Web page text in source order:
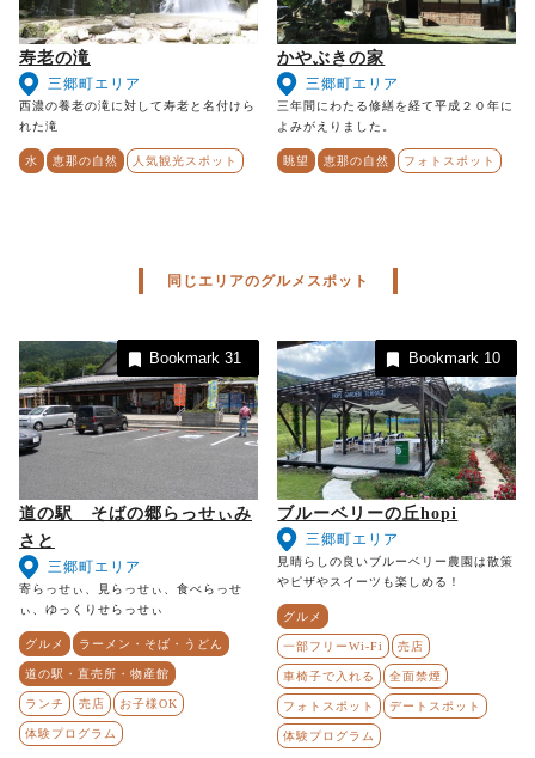
寿老の滝
三郷町エリア
西濃の養老の滝に対して寿老と名付けら
れた滝
水 恵那の自然 人気観光スポット
かやぶきの家
三郷町エリア
三年間にわたる修繕を経て平成２０年に
よみがえりました。
眺望 恵那の自然 フォトスポット
同じエリアのグルメスポット
道の駅 そばの郷らっせぃみ
さと
三郷町エリア
寄らっせぃ、見らっせぃ、食べらっせ
ぃ、ゆっくりせらっせぃ
グルメ ラーメン・そば・うどん
道の駅・直売所・物産館
ランチ 売店 お子様OK
体験プログラム
Bookmark31
ブルーベリーの丘hopi
三郷町エリア
見晴らしの良いブルーベリー農園は散策
やピザやスイーツも楽しめる！
グルメ
一部フリーWi-Fi 売店
車椅子で入れる 全面禁煙
フォトスポット デートスポット
体験プログラム
Bookmark 10